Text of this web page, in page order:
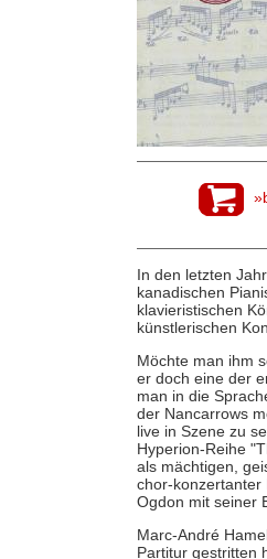
In den letzten
kanadischen
klavieristischen
künstlerischen
Möchte man ihm
er doch eine der
man in die
der Nancarrows
live in Szene zu
Hyperion-Reihe
als mächtigen,
chor-konzertanter
Ogdon mit seiner
Marc-André
Partitur gestritten